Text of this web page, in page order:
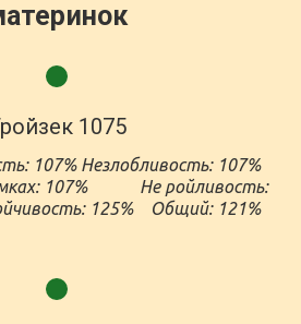
1075
107% Незлобливость: 107%
107%            Не ройливость:
125%    Общий: 121%